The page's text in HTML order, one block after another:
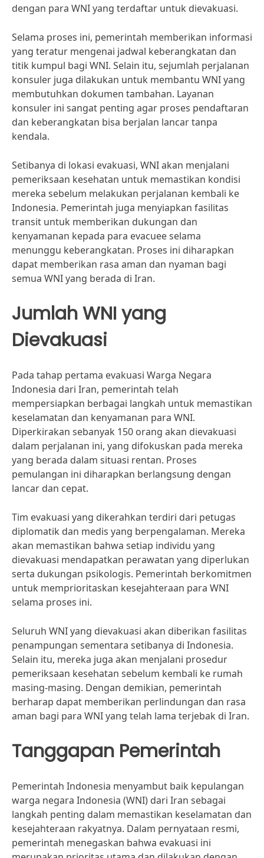
dengan para WNI yang terdaftar untuk dievakuasi.
Selama proses ini, pemerintah memberikan informasi
yang teratur mengenai jadwal keberangkatan dan
titik kumpul bagi WNI. Selain itu, sejumlah perjalanan
konsuler juga dilakukan untuk membantu WNI yang
membutuhkan dokumen tambahan. Layanan
konsuler ini sangat penting agar proses pendaftaran
dan keberangkatan bisa berjalan lancar tanpa
kendala.
Setibanya di lokasi evakuasi, WNI akan menjalani
pemeriksaan kesehatan untuk memastikan kondisi
mereka sebelum melakukan perjalanan kembali ke
Indonesia. Pemerintah juga menyiapkan fasilitas
transit untuk memberikan dukungan dan
kenyamanan kepada para evacuee selama
menunggu keberangkatan. Proses ini diharapkan
dapat memberikan rasa aman dan nyaman bagi
semua WNI yang berada di Iran.
Jumlah WNI yang
Dievakuasi
Pada tahap pertama evakuasi Warga Negara
Indonesia dari Iran, pemerintah telah
mempersiapkan berbagai langkah untuk memastikan
keselamatan dan kenyamanan para WNI.
Diperkirakan sebanyak 150 orang akan dievakuasi
dalam perjalanan ini, yang difokuskan pada mereka
yang berada dalam situasi rentan. Proses
pemulangan ini diharapkan berlangsung dengan
lancar dan cepat.
Tim evakuasi yang dikerahkan terdiri dari petugas
diplomatik dan medis yang berpengalaman. Mereka
akan memastikan bahwa setiap individu yang
dievakuasi mendapatkan perawatan yang diperlukan
serta dukungan psikologis. Pemerintah berkomitmen
untuk memprioritaskan kesejahteraan para WNI
selama proses ini.
Seluruh WNI yang dievakuasi akan diberikan fasilitas
penampungan sementara setibanya di Indonesia.
Selain itu, mereka juga akan menjalani prosedur
pemeriksaan kesehatan sebelum kembali ke rumah
masing-masing. Dengan demikian, pemerintah
berharap dapat memberikan perlindungan dan rasa
aman bagi para WNI yang telah lama terjebak di Iran.
Tanggapan Pemerintah
Pemerintah Indonesia menyambut baik kepulangan
warga negara Indonesia (WNI) dari Iran sebagai
langkah penting dalam memastikan keselamatan dan
kesejahteraan rakyatnya. Dalam pernyataan resmi,
pemerintah menegaskan bahwa evakuasi ini